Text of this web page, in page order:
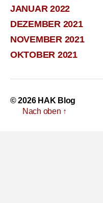
JANUAR 2022
DEZEMBER 2021
NOVEMBER 2021
OKTOBER 2021
© 2026 HAK Blog
Nach oben ↑